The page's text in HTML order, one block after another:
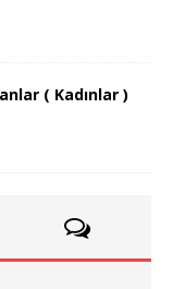
( Kadınlar )